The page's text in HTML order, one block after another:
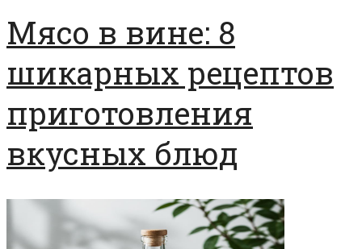
Мясо в вине: 8
шикарных рецептов
приготовления
вкусных блюд